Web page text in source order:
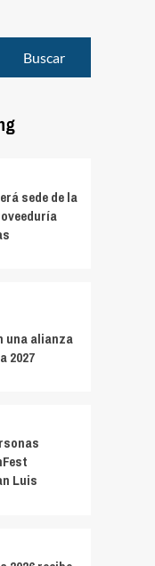
sede de la
una alianza
2027
Luis